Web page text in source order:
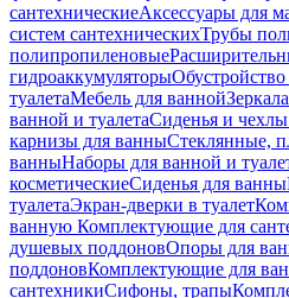
сантехническиеАксессуары для
систем сантехническихТрубы
полипропиленовые
гидроаккумуляторы
туалетаМебель для ванной
ванной и туалетаСиденья и чехлы
карнизы для ванныСтеклянные,
ванныНаборы для ванной и
косметическиеСиденья для ванны
туалетаЭкран-дверки в туалет
ванную Комплектующие для
душевых поддоновОпоры для
поддоновКомплектующие для
сантехникиСифоны, трапы